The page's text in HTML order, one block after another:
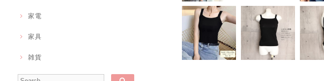
家電
家具
雑貨